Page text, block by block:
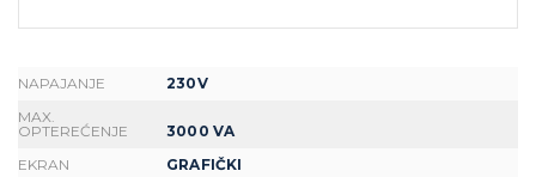
NAPAJANJE
230V
MAX.
OPTEREĆENJE
3000 VA
EKRAN
GRAFIČKI